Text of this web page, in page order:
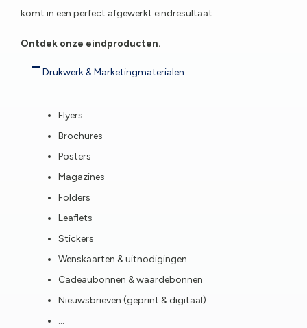
komt in een perfect afgewerkt eindresultaat.
Ontdek onze eindproducten.
Drukwerk & Marketingmaterialen
Flyers
Brochures
Posters
Magazines
Folders
Leaflets
Stickers
Wenskaarten & uitnodigingen
Cadeaubonnen & waardebonnen
Nieuwsbrieven (geprint & digitaal)
…